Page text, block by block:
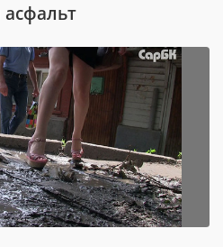
асфальт